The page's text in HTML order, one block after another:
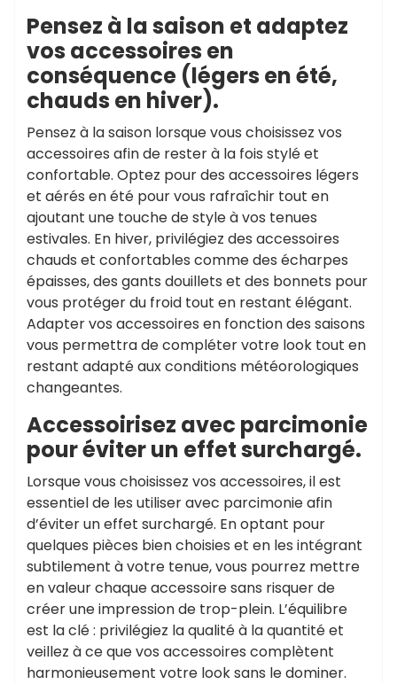
Pensez à la saison et adaptez
vos accessoires en
conséquence (légers en été,
chauds en hiver).
Pensez à la saison lorsque vous choisissez vos
accessoires afin de rester à la fois stylé et
confortable. Optez pour des accessoires légers
et aérés en été pour vous rafraîchir tout en
ajoutant une touche de style à vos tenues
estivales. En hiver, privilégiez des accessoires
chauds et confortables comme des écharpes
épaisses, des gants douillets et des bonnets pour
vous protéger du froid tout en restant élégant.
Adapter vos accessoires en fonction des saisons
vous permettra de compléter votre look tout en
restant adapté aux conditions météorologiques
changeantes.
Accessoirisez avec parcimonie
pour éviter un effet surchargé.
Lorsque vous choisissez vos accessoires, il est
essentiel de les utiliser avec parcimonie afin
d’éviter un effet surchargé. En optant pour
quelques pièces bien choisies et en les intégrant
subtilement à votre tenue, vous pourrez mettre
en valeur chaque accessoire sans risquer de
créer une impression de trop-plein. L’équilibre
est la clé : privilégiez la qualité à la quantité et
veillez à ce que vos accessoires complètent
harmonieusement votre look sans le dominer.